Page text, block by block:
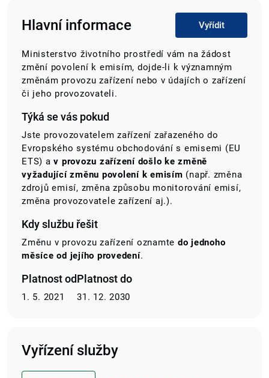
Hlavní informace Vyřídit
Ministerstvo životního prostředí vám na žádost
změní povolení k emisím, dojde-li k významným
změnám provozu zařízení nebo v údajích o zařízení
či jeho provozovateli.
Týká se vás pokud
Jste provozovatelem zařízení zařazeného do
Evropského systému obchodování s emisemi (EU
ETS) av provozu zařízení došlo ke změně
vyžadující změnu povolení k emisím (např. změna
zdrojů emisí, změna způsobu monitorování emisí,
změna provozovatele zařízení aj.).
Kdy službu řešit
Změnu v provozu zařízení oznamte do jednoho
měsíce od jejího provedení.
Platnost od
1. 5. 2021
Platnost do
31. 12. 2030
Vyřízení služby